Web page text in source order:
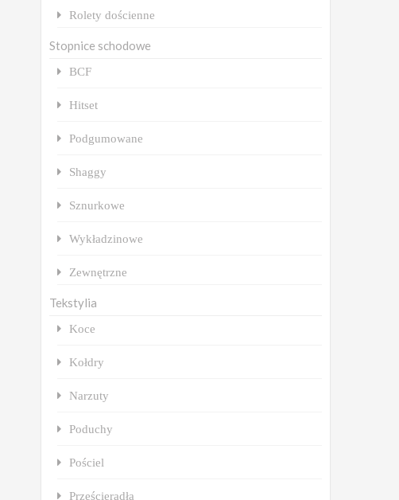
Rolety dościenne
Stopnice schodowe
BCF
Hitset
Podgumowane
Shaggy
Sznurkowe
Wykładzinowe
Zewnętrzne
Tekstylia
Koce
Kołdry
Narzuty
Poduchy
Pościel
Prześcieradła